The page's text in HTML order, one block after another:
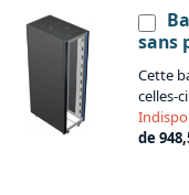
sans
Cette
celles-
de